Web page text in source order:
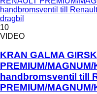
handbromsventil till
dragbil
10
VIDEO
KRAN GALMA
PREMIUM/
handbromsventil till
PREMIUM/